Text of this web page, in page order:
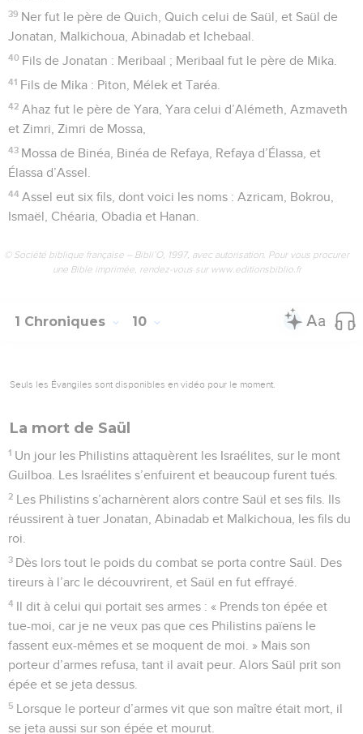
39 Ner fut le père de Quich, Quich celui de Saül, et Saül de
Jonatan, Malkichoua, Abinadab et Ichebaal.
40 Fils de Jonatan : Meribaal ; Meribaal fut le père de Mika.
41 Fils de Mika : Piton, Mélek et Taréa.
42 Ahaz fut le père de Yara, Yara celui d’Alémeth, Azmaveth
et Zimri, Zimri de Mossa,
43 Mossa de Binéa, Binéa de Refaya, Refaya d’Élassa, et
Élassa d’Assel.
44 Assel eut six fils, dont voici les noms : Azricam, Bokrou,
Ismaël, Chéaria, Obadia et Hanan.
© Société biblique française – Bibli’O, 1997, avec autorisation. Pour vous procurer
une Bible imprimée, rendez-vous sur www.editionsbiblio.fr
1 Chroniques 10
Seuls les Évangiles sont disponibles en vidéo pour le moment.
La mort de Saül
1 Un jour les Philistins attaquèrent les Israélites, sur le mont
Guilboa. Les Israélites s’enfuirent et beaucoup furent tués.
2 Les Philistins s’acharnèrent alors contre Saül et ses fils. Ils
réussirent à tuer Jonatan, Abinadab et Malkichoua, les fils du
roi.
3 Dès lors tout le poids du combat se porta contre Saül. Des
tireurs à l’arc le découvrirent, et Saül en fut effrayé.
4 Il dit à celui qui portait ses armes : « Prends ton épée et
tue-moi, car je ne veux pas que ces Philistins païens le
fassent eux-mêmes et se moquent de moi. » Mais son
porteur d’armes refusa, tant il avait peur. Alors Saül prit son
épée et se jeta dessus.
5 Lorsque le porteur d’armes vit que son maître était mort, il
se jeta aussi sur son épée et mourut.